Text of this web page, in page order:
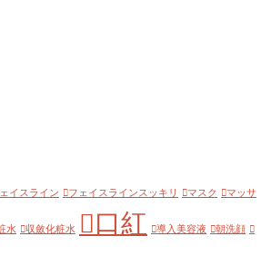
イスライン フェイスラインスッキリ マスク マッサ
水 収斂化粧水 口紅 導入美容液 朝洗顔